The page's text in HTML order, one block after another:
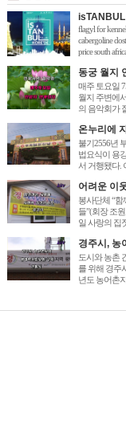
flagyl for
cabergoline
price south
viagra hurt me
매주 토요일
월지 주변에
의 음악회가
prices for
australia,
mastercard
고있다. [...]
불기2556년
법요식이 용
서 거행됐다.
윤병길시의
신도500여명
baclofen uk
the pharmacy
봉사단체 “함
들”(회장 조
일 사랑의 집
참석한 가운
대에게 “사랑
는 준공식을
사람들”은
도시와 농촌
를 위해 경주
년도 농어촌
brand name of